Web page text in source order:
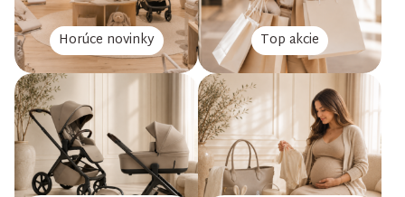
Horúce novinky Top akcie